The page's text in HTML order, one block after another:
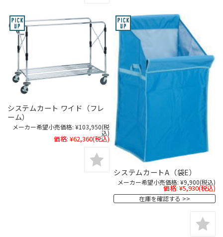
システムカート ワイド（フレ
ーム）
メーカー希望小売価格: ¥103,950(税
込)
価格: ¥62,360(税込)
システムカートA（袋E）
メーカー希望小売価格: ¥9,900(税込)
価格: ¥5,930(税込)
在庫を確認する